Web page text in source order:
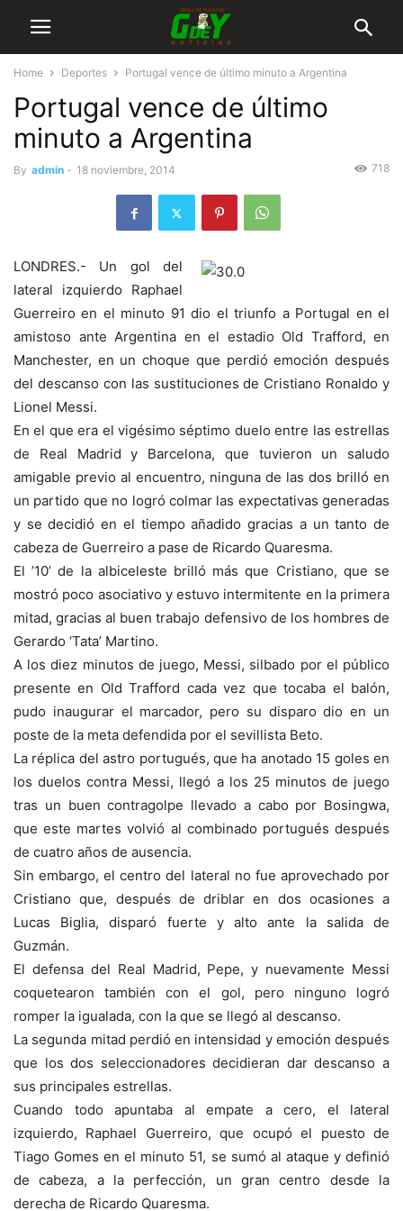
Home Deportes Portugal vence de último minuto a Argentina
Portugal vence de último
minuto a Argentina
By admin - 18 noviembre, 2014 718
LONDRES.- Un gol del
lateral izquierdo Raphael
Guerreiro en el minuto 91 dio el triunfo a Portugal en el
amistoso ante Argentina en el estadio Old Trafford, en
Manchester, en un choque que perdió emoción después
del descanso con las sustituciones de Cristiano Ronaldo y
Lionel Messi.
En el que era el vigésimo séptimo duelo entre las estrellas
de Real Madrid y Barcelona, que tuvieron un saludo
amigable previo al encuentro, ninguna de las dos brilló en
un partido que no logró colmar las expectativas generadas
y se decidió en el tiempo añadido gracias a un tanto de
cabeza de Guerreiro a pase de Ricardo Quaresma.
El ’10’ de la albiceleste brilló más que Cristiano, que se
mostró poco asociativo y estuvo intermitente en la primera
mitad, gracias al buen trabajo defensivo de los hombres de
Gerardo ‘Tata’ Martino.
A los diez minutos de juego, Messi, silbado por el público
presente en Old Trafford cada vez que tocaba el balón,
pudo inaugurar el marcador, pero su disparo dio en un
poste de la meta defendida por el sevillista Beto.
La réplica del astro portugués, que ha anotado 15 goles en
los duelos contra Messi, llegó a los 25 minutos de juego
tras un buen contragolpe llevado a cabo por Bosingwa,
que este martes volvió al combinado portugués después
de cuatro años de ausencia.
Sin embargo, el centro del lateral no fue aprovechado por
Cristiano que, después de driblar en dos ocasiones a
Lucas Biglia, disparó fuerte y alto ante la salida de
Guzmán.
El defensa del Real Madrid, Pepe, y nuevamente Messi
coquetearon también con el gol, pero ninguno logró
romper la igualada, con la que se llegó al descanso.
La segunda mitad perdió en intensidad y emoción después
que los dos seleccionadores decidieran dar descanso a
sus principales estrellas.
Cuando todo apuntaba al empate a cero, el lateral
izquierdo, Raphael Guerreiro, que ocupó el puesto de
Tiago Gomes en el minuto 51, se sumó al ataque y definió
de cabeza, a la perfección, un gran centro desde la
derecha de Ricardo Quaresma.